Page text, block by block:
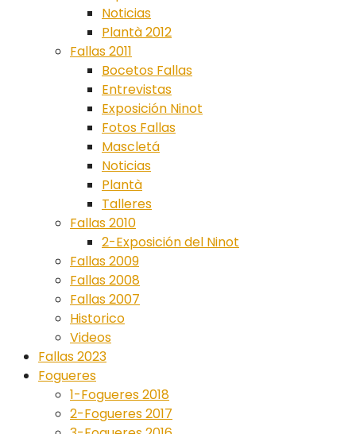
Noticias
Plantà 2012
Fallas 2011
Bocetos Fallas
Entrevistas
Exposición Ninot
Fotos Fallas
Mascletá
Noticias
Plantà
Talleres
Fallas 2010
2-Exposición del Ninot
Fallas 2009
Fallas 2008
Fallas 2007
Historico
Videos
Fallas 2023
Fogueres
1-Fogueres 2018
2-Fogueres 2017